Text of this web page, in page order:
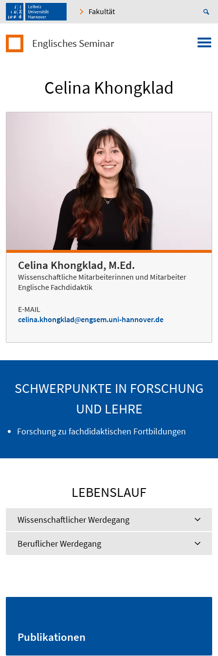
Fakultät
Englisches Seminar
Celina Khongklad
Celina Khongklad, M.Ed.
Wissenschaftliche Mitarbeiterinnen und Mitarbeiter
Englische Fachdidaktik
E-MAIL
celina.khongklad
engsem.uni-hannover.de
SCHWERPUNKTE IN FORSCHUNG
UND LEHRE
Forschung zu fachdidaktischen Fortbildungen
LEBENSLAUF
Wissenschaftlicher Werdegang
Beruflicher Werdegang
Publikationen